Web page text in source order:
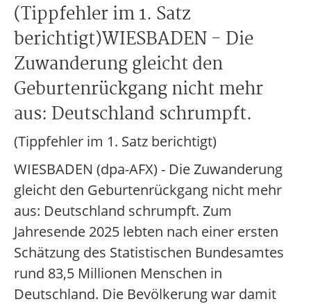
(Tippfehler im 1. Satz
berichtigt)WIESBADEN - Die
Zuwanderung gleicht den
Geburtenrückgang nicht mehr
aus: Deutschland schrumpft.
(Tippfehler im 1. Satz berichtigt)
WIESBADEN (dpa-AFX) - Die Zuwanderung
gleicht den Geburtenrückgang nicht mehr
aus: Deutschland schrumpft. Zum
Jahresende 2025 lebten nach einer ersten
Schätzung des Statistischen Bundesamtes
rund 83,5 Millionen Menschen in
Deutschland. Die Bevölkerung war damit